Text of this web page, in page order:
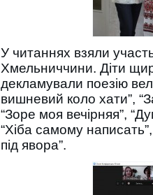
У читаннях взяли
Хмельниччини. Діти
декламували поезію
вишневий коло хати”,
“Зоре моя вечірняя”,
“Хіба самому
під явора”.